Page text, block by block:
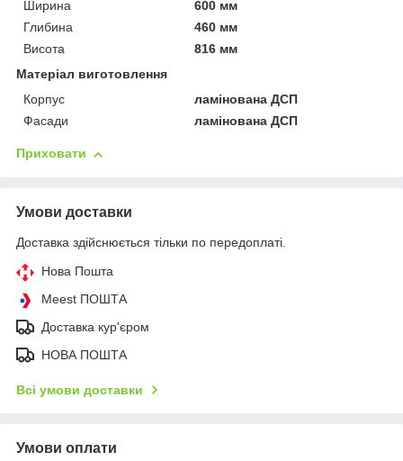
Ширина
600 мм
Глибина
460 мм
Висота
816 мм
Матеріал виготовлення
Корпус
ламінована ДСП
Фасади
ламінована ДСП
Приховати
Умови доставки
Доставка здійснюється тільки по передоплаті.
Нова Пошта
Meest ПОШТА
Доставка кур'єром
НОВА ПОШТА
Всі умови доставки
Умови оплати